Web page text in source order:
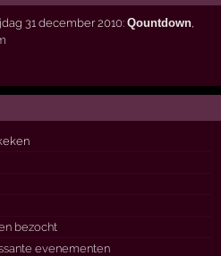
31 december 2010:Qountdown
bezocht
evenementen